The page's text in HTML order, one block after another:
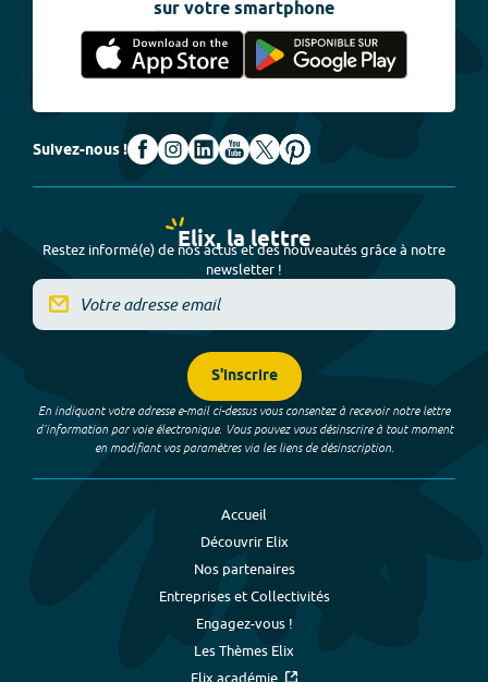
sur votre smartphone
Suivez-nous !
Elix, la lettre
Restez informé(e) de nos actus et des nouveautés grâce à notre
newsletter !
S'inscrire
En indiquant votre adresse e-mail ci-dessus vous consentez à recevoir notre lettre
d’information par voie électronique. Vous pouvez vous désinscrire à tout moment
en modifiant vos paramètres via les liens de désinscription.
Accueil
Découvrir Elix
Nos partenaires
Entreprises et Collectivités
Engagez-vous !
Les Thèmes Elix
Elix académie